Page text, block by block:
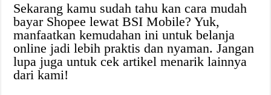
Sekarang kamu sudah tahu kan cara mudah
bayar Shopee lewat BSI Mobile? Yuk,
manfaatkan kemudahan ini untuk belanja
online jadi lebih praktis dan nyaman. Jangan
lupa juga untuk cek artikel menarik lainnya
dari kami!